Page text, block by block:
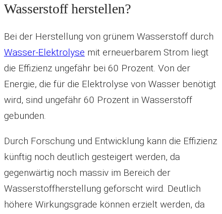
Wasserstoff herstellen?
Bei der Herstellung von grünem Wasserstoff durch
Wasser-Elektrolyse mit erneuerbarem Strom liegt
die Effizienz ungefähr bei 60 Prozent. Von der
Energie, die für die Elektrolyse von Wasser benötigt
wird, sind ungefähr 60 Prozent in Wasserstoff
gebunden.
Durch Forschung und Entwicklung kann die Effizienz
künftig noch deutlich gesteigert werden, da
gegenwärtig noch massiv im Bereich der
Wasserstoffherstellung geforscht wird. Deutlich
höhere Wirkungsgrade können erzielt werden, da